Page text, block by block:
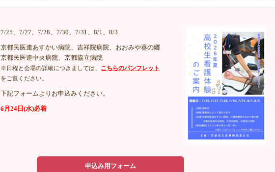
7/25、7/27、7/28、7/30、7/31、8/1、8/3
京都民医連あすかい病院、吉祥院病院、おおみや葵の郷
京都民医連中央病院、京都協立病院
※日程と会場の詳細につきましては、 こちらのパンフレット
をご覧ください。
下記フォームよりお申込みください。
6月24日(水)必着
申込み用フォーム